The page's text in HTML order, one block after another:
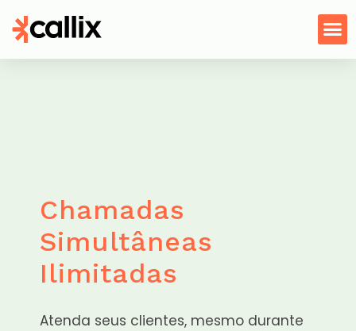
Chamadas
Simultâneas
Ilimitadas
Atenda seus clientes, mesmo durante